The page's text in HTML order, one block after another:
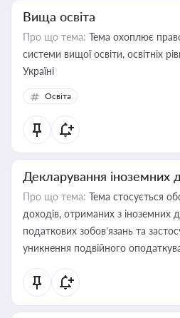
Вища освіта
Про що тема: Тема охоплює
системи вищої освіти, освітніх
Україні
Освіта
Декларування іноземних
Про що тема: Тема стосується
доходів, отриманих з іноземних
податкових зобов’язань та
уникнення подвійного